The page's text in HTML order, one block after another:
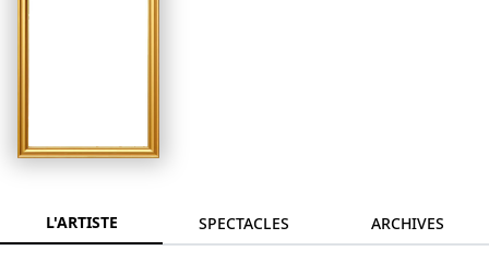
L'ARTISTE SPECTACLES ARCHIVES